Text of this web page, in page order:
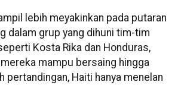
lebih meyakinkan pada putaran
dalam grup yang dihuni tim-tim
Kosta Rika dan Honduras,
mampu bersaing hingga
pertandingan, Haiti hanya menelan